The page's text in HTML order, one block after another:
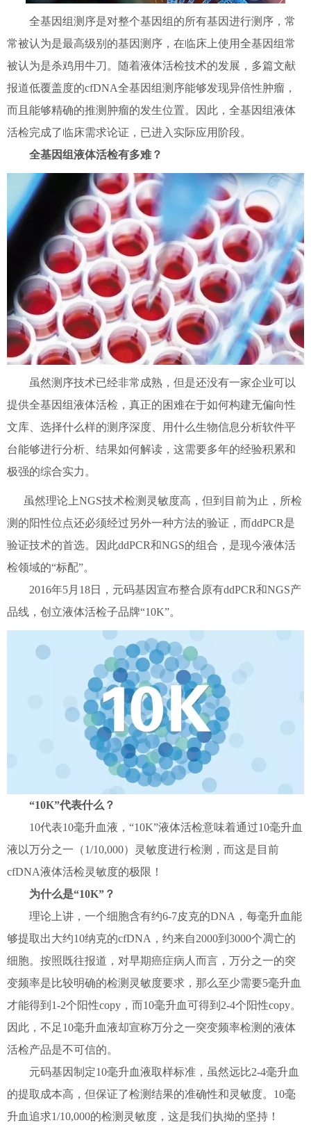
全基因组测序是对整个基因组的所有基因进行测序，常
常被认为是最高级别的基因测序，在临床上使用全基因组常
被认为是杀鸡用牛刀。随着液体活检技术的发展，多篇文献
报道低覆盖度的cfDNA全基因组测序能够发现异倍性肿瘤，
而且能够精确的推测肿瘤的发生位置。因此，全基因组液体
活检完成了临床需求论证，已进入实际应用阶段。
全基因组液体活检有多难？
虽然测序技术已经非常成熟，但是还没有一家企业可以
提供全基因组液体活检，真正的困难在于如何构建无偏向性
文库、选择什么样的测序深度、用什么生物信息分析软件平
台能够进行分析、结果如何解读，这需要多年的经验积累和
极强的综合实力。
虽然理论上NGS技术检测灵敏度高，但到目前为止，所检
测的阳性位点还必须经过另外一种方法的验证，而ddPCR是
验证技术的首选。因此ddPCR和NGS的组合，是现今液体活
检领域的“标配”。
2016年5月18日，元码基因宣布整合原有ddPCR和NGS产
品线，创立液体活检子品牌“10K”。
“10K”代表什么？
10代表10毫升血液，“10K”液体活检意味着通过10毫升血
液以万分之一（1/10,000）灵敏度进行检测，而这是目前
cfDNA液体活检灵敏度的极限！
为什么是“10K”？
理论上讲，一个细胞含有约6-7皮克的DNA，每毫升血能
够提取出大约10纳克的cfDNA，约来自2000到3000个凋亡的
细胞。按照既往报道，对早期癌症病人而言，万分之一的突
变频率是比较明确的检测灵敏度要求，那么至少需要5毫升血
才能得到1-2个阳性copy，而10毫升血可得到2-4个阳性copy。
因此，不足10毫升血液却宣称万分之一突变频率检测的液体
活检产品是不可信的。
元码基因制定10毫升血液取样标准，虽然远比2-4毫升血
的提取成本高，但保证了检测结果的准确性和灵敏度。10毫
升血追求1/10,000的检测灵敏度，这是我们执拗的坚持！